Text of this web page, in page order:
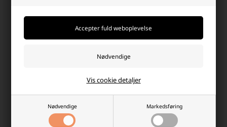
Nødvendige Markedsføring
Vis cookie detaljer
På lager
-Afsendesmandag